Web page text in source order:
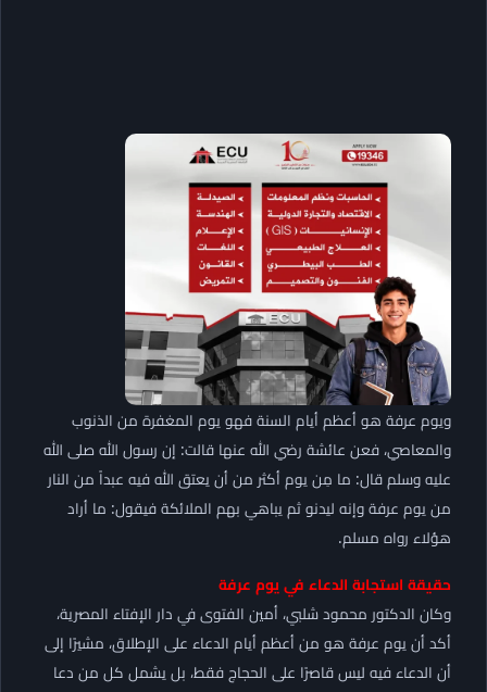
ويوم عرفة هو أعظم أيام السنة فهو يوم المغفرة من الذنوب
والمعاصي، فعن عائشة رضي الله عنها قالت: إن رسول الله صلى الله
عليه وسلم قال: ما مِن يوم أكثر من أن يعتق الله فيه عبداً من النار
من يوم عرفة وإنه ليدنو ثم يباهي بهم الملائكة فيقول: ما أراد
هؤلاء رواه مسلم.
حقيقة استجابة الدعاء في يوم عرفة
وكان الدكتور محمود شلبي، أمين الفتوى في دار الإفتاء المصرية،
أكد أن يوم عرفة هو من أعظم أيام الدعاء على الإطلاق، مشيرًا إلى
أن الدعاء فيه ليس قاصرًا على الحجاج فقط، بل يشمل كل من دعا